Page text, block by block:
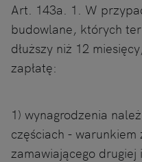
Art. 143a. 1. W
budowlane, których
dłuższy niż 12
zapłatę:
1) wynagrodzenia
częściach - warunkiem
zamawiającego drugiej